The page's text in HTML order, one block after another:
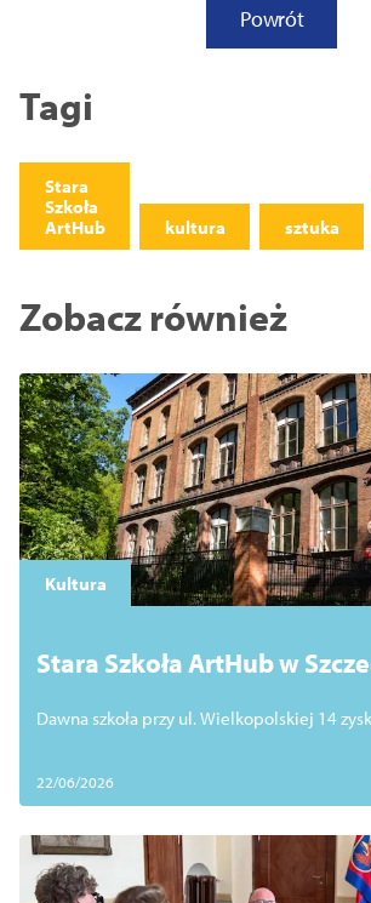
Powrót
Tagi
Stara
Szkoła
ArtHub
kultura sztuka
Zobacz również
Kultura
Stara Szkoła ArtHub w
i mieszkańców
Dawna szkoła przy ul. Wielkopolskiej 14
22/06/2026